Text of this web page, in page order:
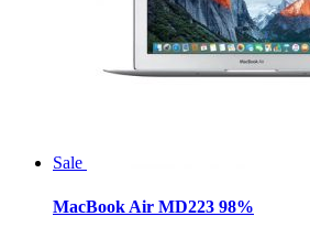
Sale
MacBook Air MD223 98%